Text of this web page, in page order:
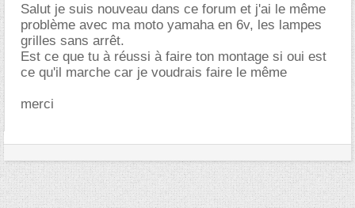
Salut je suis nouveau dans ce forum et j'ai le même
problème avec ma moto yamaha en 6v, les lampes
grilles sans arrêt.
Est ce que tu à réussi à faire ton montage si oui est
ce qu'il marche car je voudrais faire le même
merci